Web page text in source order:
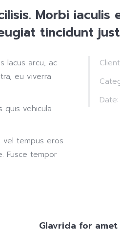
Morbi iaculis
tincidunt
lacus arcu, ac
eu viverra
quis vehicula
vel tempus eros
Fusce tempor
Date:
Glavrida for